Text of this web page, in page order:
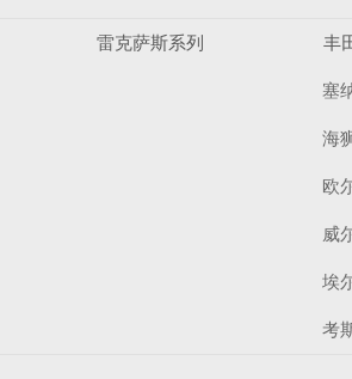
雷克萨斯系列 丰
塞
海
欧
威
埃
考